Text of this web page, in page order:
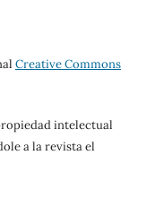
Creative Commons
intelectual
a la revista el